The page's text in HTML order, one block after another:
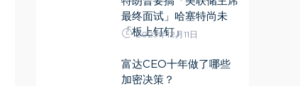
最终面试」哈塞特尚未
「板上钉钉」
2025年12月11日
富达CEO十年做了哪些
加密决策？